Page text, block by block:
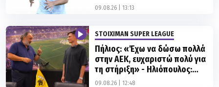
09.08.26 | 13:13
STOIXIMAN SUPER LEAGUE
Πήλιος: «Έχω να δώσω πολλά
στην ΑΕΚ, ευχαριστώ πολύ για
τη στήριξη» - Ηλιόπουλος:
«Αυτό είναι για όσους σε
09.08.26 | 12:48